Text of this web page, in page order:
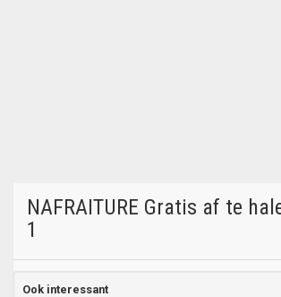
NAFRAITURE Gratis af te
1
Ook interessant